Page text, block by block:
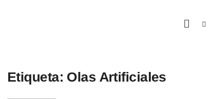
Etiqueta: Olas Artificiales